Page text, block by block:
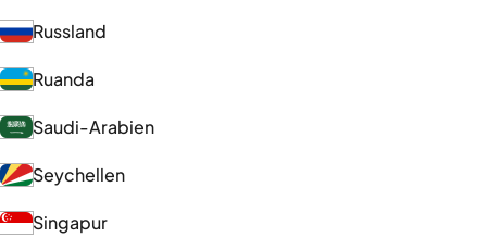
Russland
Ruanda
Saudi-Arabien
Seychellen
Singapur